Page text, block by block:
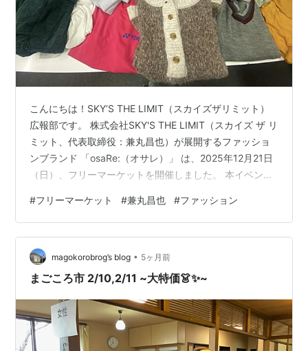
こんにちは！SKY’S THE LIMIT（スカイズザリミット）
広報部です。 株式会社SKY'S THE LIMIT（スカイズ ザ リ
ミット、代表取締役：兼丸昌也）が展開するファッショ
ンブランド 「osaRe:（オサレ）」 は、2025年12月21日
（日）、フリーマーケットを開催しました。 本イベント
取り組みのひとつで、今回も多くの来場者が足を運びま
した。 ■ 当日の様子 当日は、着用されなくなった衣類や
小物が会場に並び、来場者同士やスタッフとの会話を楽
しみながら、 それぞれが気になる一着を手にとっていま
した。 参加者からは 「似合いそう…
#フリーマーケット #兼丸昌也 #ファッション
magokorobrog’s blog • 5ヶ月前
まごころ市 2/10,2/11 ~大特価👗✨~